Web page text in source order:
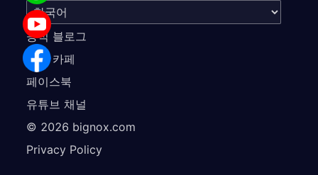
공식 블로그
공식 카페
페이스북
유튜브 채널
© 2026 bignox.com
Privacy Policy